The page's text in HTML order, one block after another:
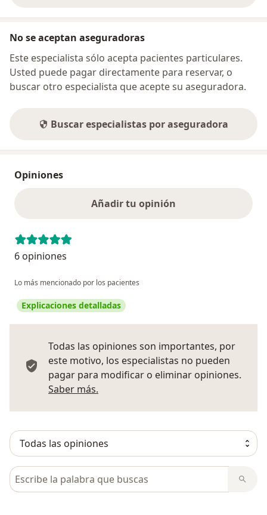
No se aceptan aseguradoras
Este especialista sólo acepta pacientes particulares.
Usted puede pagar directamente para reservar, o
buscar otro especialista que acepte su aseguradora.
Buscar especialistas por aseguradora
Opiniones
Añadir tu opinión
6 opiniones
Lo más mencionado por los pacientes
Explicaciones detalladas
Todas las opiniones son importantes, por
este motivo, los especialistas no pueden
pagar para modificar o eliminar opiniones.
Saber más.
Busca en opiniones